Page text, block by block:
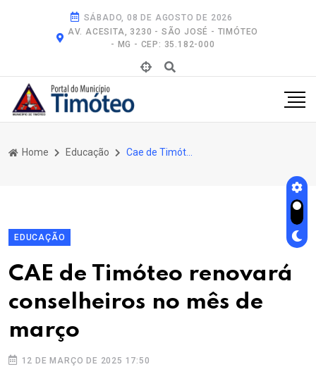
SÁBADO, 08 DE AGOSTO DE 2026
AV. ACESITA, 3230 - SÃO JOSÉ - TIMÓTEO
- MG - CEP: 35.182-000
Home Educação
EDUCAÇÃO
CAE de Timóteo renovará
conselheiros no mês de
março
12 DE MARÇO DE 2025 17:50